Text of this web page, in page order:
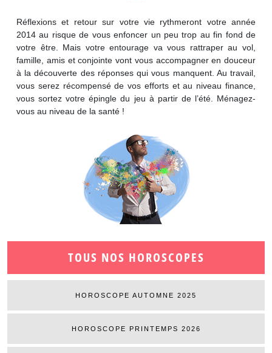
TOUS NOS HOROSCOPES
HOROSCOPE AUTOMNE 2025
HOROSCOPE PRINTEMPS 2026
Réflexions et retour sur votre vie rythmeront votre année
2014 au risque de vous enfoncer un peu trop au fin fond de
votre être. Mais votre entourage va vous rattraper au vol,
famille, amis et conjointe vont vous accompagner en douceur
à la découverte des réponses qui vous manquent. Au travail,
vous serez récompensé de vos efforts et au niveau finance,
vous sortez votre épingle du jeu à partir de l’été. Ménagez-
vous au niveau de la santé !